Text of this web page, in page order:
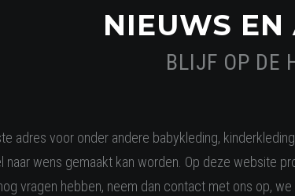
NIEUWS EN
BLIJF OP DE
adres voor onder andere babykleding,
wens gemaakt kan worden. Op deze website
vragen hebben, neem dan contact met ons op,